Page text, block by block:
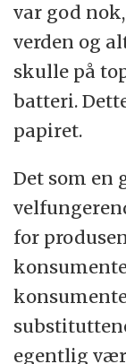
var god
verden og
skulle på
batteri.
papiret.
Det som en
for
egentlig